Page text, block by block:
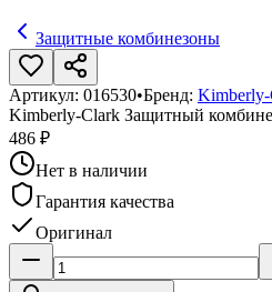
Защитные комбинезоны
Артикул: 016530•Бренд:
Kimberly-Clark Защитный
486 ₽
Нет в наличии
Гарантия качества
Оригинал